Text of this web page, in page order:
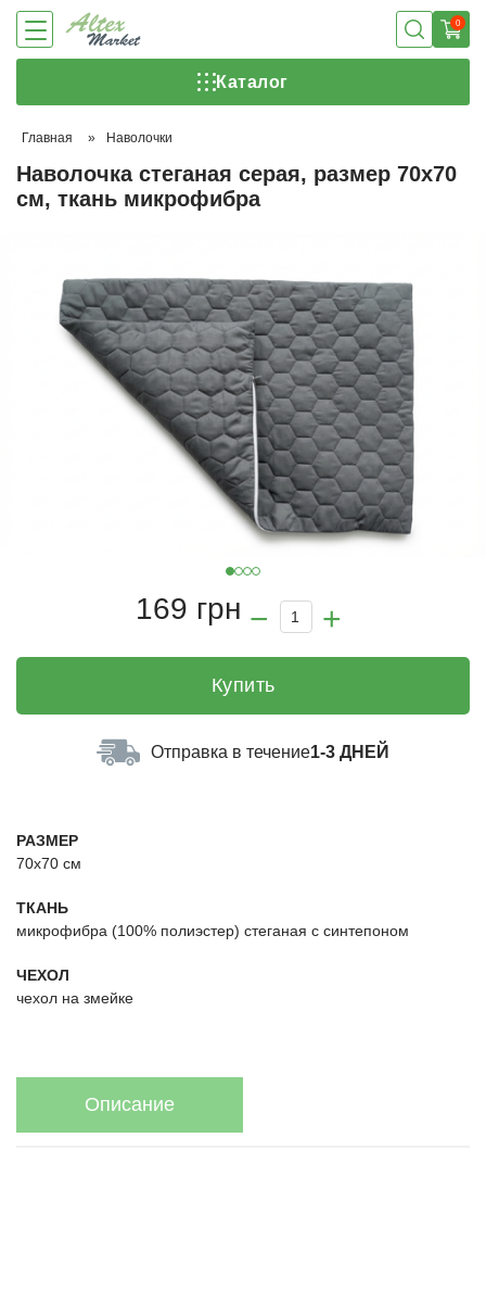
0
Каталог
Главная » Наволочки
Наволочка стеганая серая, размер 70х70
см, ткань микрофибра
169 грн
Купить
Отправка в течение1-3 ДНЕЙ
РАЗМЕР
70х70 см
ТКАНЬ
микрофибра (100% полиэстер) стеганая с синтепоном
ЧЕХОЛ
чехол на змейке
Описание